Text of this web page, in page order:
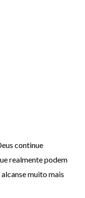
continue
realmente podem
muito mais